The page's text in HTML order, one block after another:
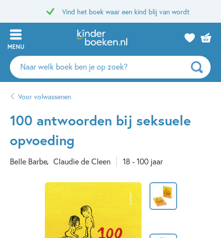
Vind het boek waar een kind blij van wordt
MENU
Zoeken
naar
auteurs
uitgevers
Voor volwassenen
100 antwoorden bij seksuele
opvoeding
Belle Barbe Claudie de Cleen 18 - 100 jaar